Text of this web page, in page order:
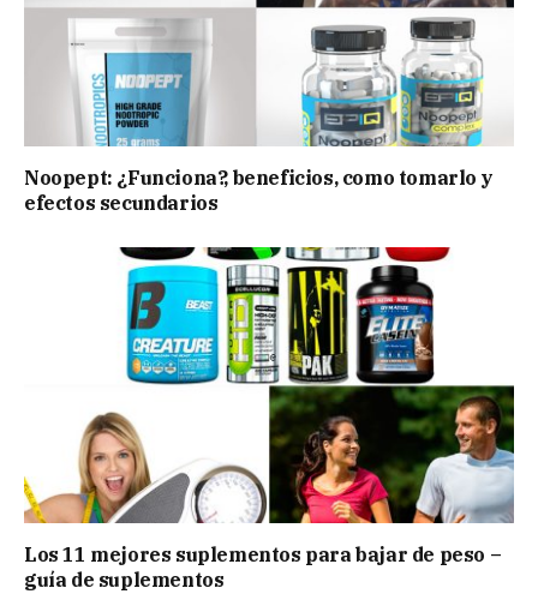
Noopept: ¿Funciona?, beneficios, como tomarlo y
efectos secundarios
Los 11 mejores suplementos para bajar de peso –
guía de suplementos